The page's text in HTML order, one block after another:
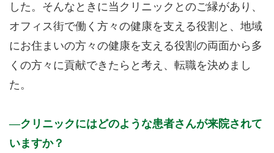
した。そんなときに当クリニックとのご縁があり、
オフィス街で働く方々の健康を支える役割と、地域
にお住まいの方々の健康を支える役割の両面から多
くの方々に貢献できたらと考え、転職を決めまし
た。
クリニックにはどのような患者さんが来院されて
いますか？